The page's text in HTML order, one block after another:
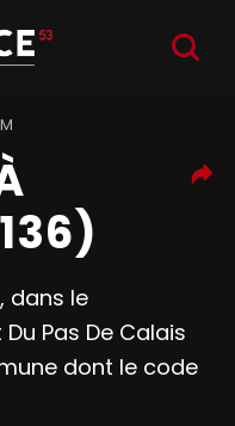
dans le
Pas De Calais
dont le code